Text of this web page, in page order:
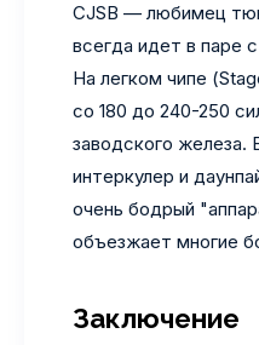
CJSB — любимец
всегда идет в паре
На легком чипе
со 180 до 240-250
заводского железа.
интеркулер и
очень бодрый
объезжает многие
Заключение